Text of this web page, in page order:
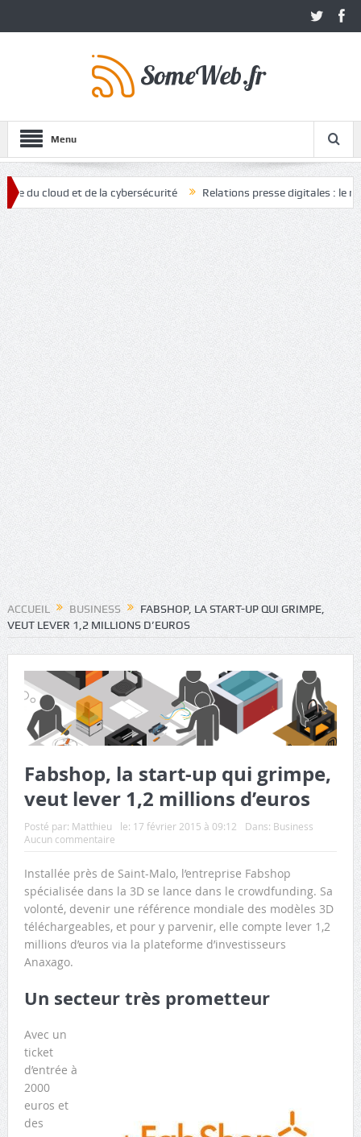
Menu
et de la cybersécurité Relations presse digitales : le nouvel
ACCUEIL BUSINESS
FABSHOP, LA START-UP QUI GRIMPE,
VEUT LEVER 1,2 MILLIONS D’EUROS
Fabshop, la start-up qui grimpe,
veut lever 1,2 millions d’euros
Posté par: Matthieu le: 17 février 2015 à 09:12 Dans: Business
Aucun commentaire
Installée près de Saint-Malo, l’entreprise Fabshop
spécialisée dans la 3D se lance dans le crowdfunding. Sa
volonté, devenir une référence mondiale des modèles 3D
téléchargeables, et pour y parvenir, elle compte lever 1,2
millions d’euros via la plateforme d’investisseurs
Anaxago.
Un secteur très prometteur
Avec un
ticket
d’entrée à
2000
euros et
des